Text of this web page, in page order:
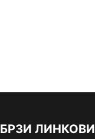
БРЗИ ЛИНКОВИ